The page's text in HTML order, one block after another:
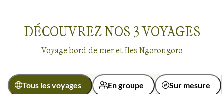
DÉCOUVREZ NOS 3VOYAGES
Voyage bord de mer et îles Ngorongoro
Tous les voyages En groupe Sur mesure